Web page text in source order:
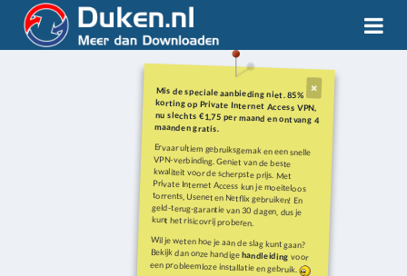
Mis de speciale aanbieding niet. 85%
korting op Private Internet Access VPN,
nu slechts €1,75 per maand en ontvang 4
maanden gratis.
Ervaar ultiem gebruiksgemak en een snelle
VPN-verbinding. Geniet van de beste
kwaliteit voor de scherpste prijs. Met
Private Internet Access kun je moeiteloos
torrents, Usenet en Netflix gebruiken! En
geld-terug-garantie van 30 dagen, dus je
kunt het risicovrij proberen.
Wil je weten hoe je aan de slag kunt gaan?
Bekijk dan onze handigehandleiding voor
een probleemloze installatie en gebruik.